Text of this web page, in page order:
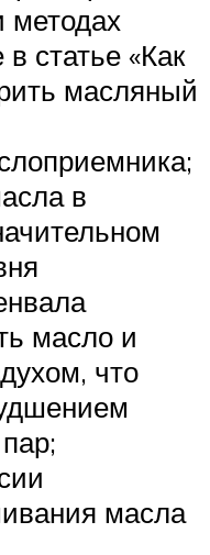
методах
статье «Как
масляный
в
масло и
что
масла